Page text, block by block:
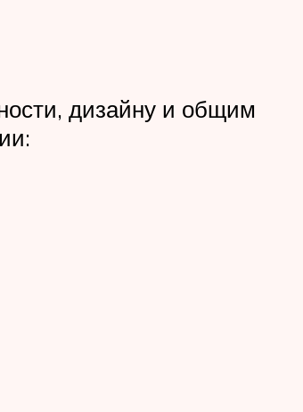
дизайну и общим